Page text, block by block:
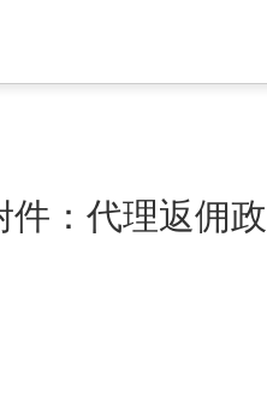
：代理返佣